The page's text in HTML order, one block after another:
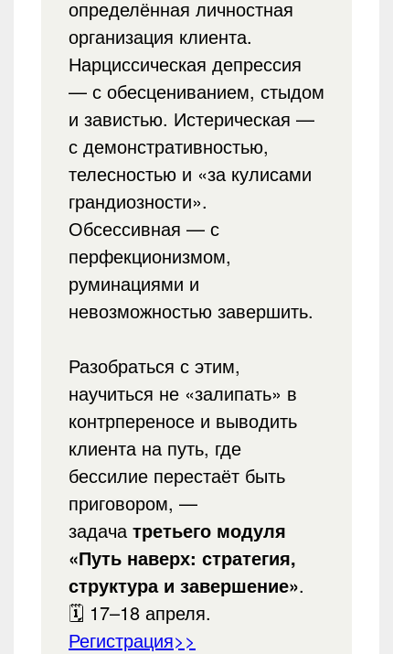
определённая личностная
организация клиента.
Нарциссическая депрессия
— с обесцениванием, стыдом
и завистью. Истерическая —
с демонстративностью,
телесностью и «за кулисами
грандиозности».
Обсессивная — с
перфекционизмом,
руминациями и
невозможностью завершить.
Разобраться с этим,
научиться не «залипать» в
контрпереносе и выводить
клиента на путь, где
бессилие перестаёт быть
приговором, —
задачатретьего модуля
«Путь наверх: стратегия,
структура и завершение».
🗓 17–18 апреля.
Регистрация>>